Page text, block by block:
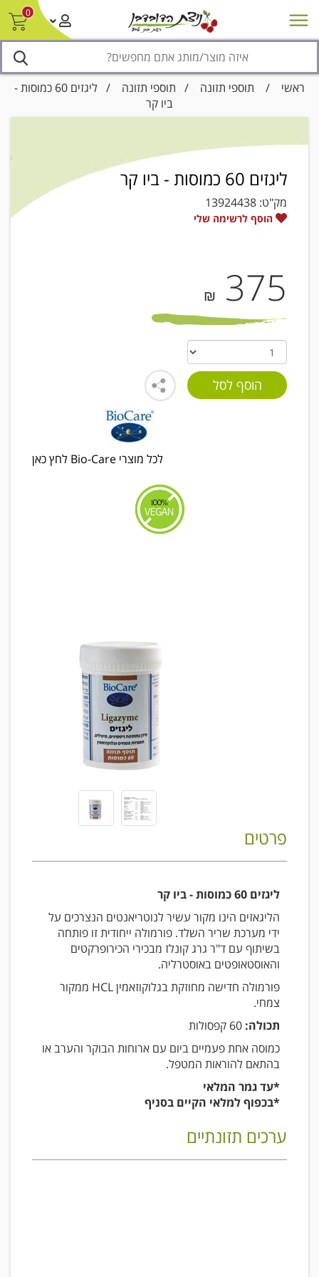
0
מבצעים סניפים צור קשר/ביטול הזמנה
ראשי / תוספי תזונה / תוספי תזונה
/ ליגזים 60 כמוסות -
ביו קר
ליגזים 60 כמוסות - ביו קר
מק"ט: 13924438
הוסף לרשימה שלי
375
₪
לכל מוצרי Bio-Care לחץ כאן
פרטים
ליגזים 60 כמוסות - ביו קר
הליגאזים הינו מקור עשיר לנוטריאנטים הנצרכים על
ידי מערכת שריר השלד. פורמולה ייחודית זו פותחה
בשיתוף עם ד"ר גרג קונלז מבכירי הכירופרקטים
והאוסטאופטים באוסטרליה.
פורמולה חדישה מחוזקת בגלוקוזאמין HCL ממקור
צמחי.
תכולה:
כמוסה אחת פעמיים ביום עם ארוחות הבוקר והערב או
בהתאם להוראות המטפל.
*עד גמר המלאי
*בכפוף למלאי הקיים בסניף
ערכים תזונתיים